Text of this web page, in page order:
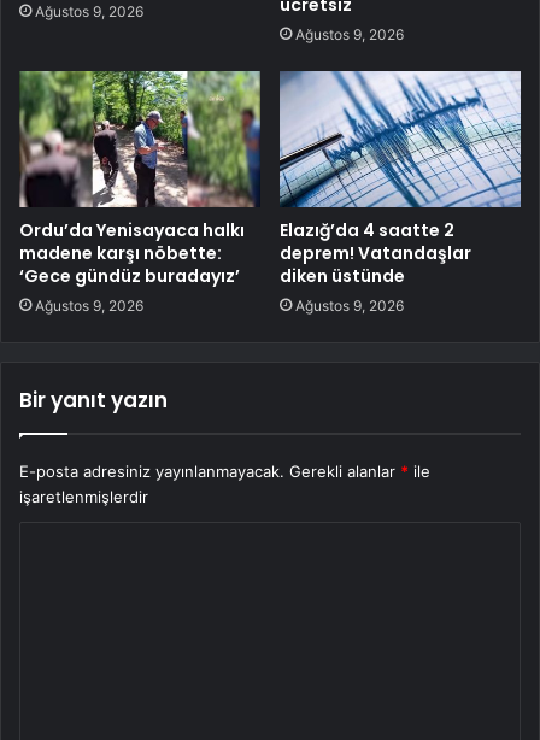
Ağustos 9, 2026 ücretsiz
Ağustos 9, 2026
Ordu’da Yenisayaca halkı
madene karşı nöbette:
‘Gece gündüz buradayız’
Ağustos 9, 2026
Elazığ’da 4 saatte 2
deprem! Vatandaşlar
diken üstünde
Ağustos 9, 2026
Bir yanıt yazın
E-posta adresiniz yayınlanmayacak. Gerekli alanlar * ile
işaretlenmişlerdir